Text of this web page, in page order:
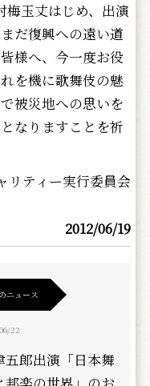
玉丈はじめ、出演
だ復興への遠い道
様へ、今一度お役
を機に歌舞伎の魅
被災地への思いを
なりますことを祈
リティー実行委員会
2012/06/19
ニュース
22
五郎出演「日本舞